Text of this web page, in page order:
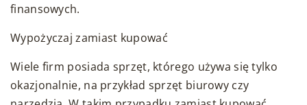
finansowych.
Wypożyczaj zamiast kupować
Wiele firm posiada sprzęt, którego używa się tylko
okazjonalnie, na przykład sprzęt biurowy czy